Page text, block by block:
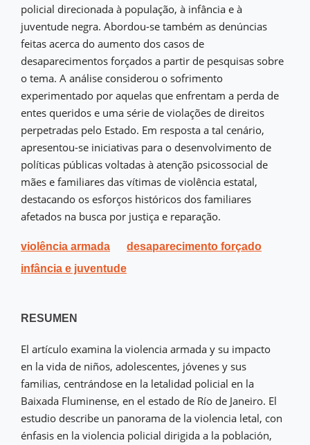
policial direcionada à população, à infância e à
juventude negra. Abordou-se também as denúncias
feitas acerca do aumento dos casos de
desaparecimentos forçados a partir de pesquisas sobre
o tema. A análise considerou o sofrimento
experimentado por aquelas que enfrentam a perda de
entes queridos e uma série de violações de direitos
perpetradas pelo Estado. Em resposta a tal cenário,
apresentou-se iniciativas para o desenvolvimento de
políticas públicas voltadas à atenção psicossocial de
mães e familiares das vítimas de violência estatal,
destacando os esforços históricos dos familiares
afetados na busca por justiça e reparação.
violência armada
desaparecimento forçado
infância e juventude
RESUMEN
El artículo examina la violencia armada y su impacto
en la vida de niños, adolescentes, jóvenes y sus
familias, centrándose en la letalidad policial en la
Baixada Fluminense, en el estado de Río de Janeiro. El
estudio describe un panorama de la violencia letal, con
énfasis en la violencia policial dirigida a la población,